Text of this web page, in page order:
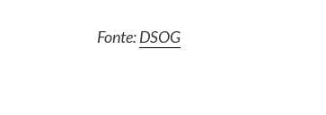
Fonte:DSOG